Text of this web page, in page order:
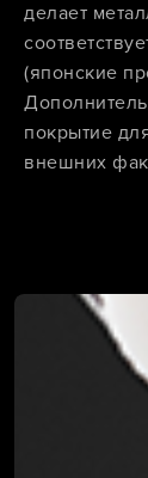
делает
(японские
покрытие
внешних